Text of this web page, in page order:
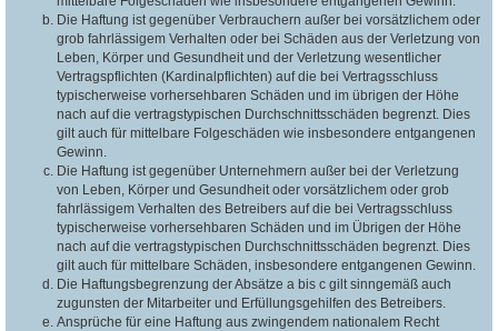
Die Haftung ist gegenüber Verbrauchern außer bei vorsätzlichem oder
grob fahrlässigem Verhalten oder bei Schäden aus der Verletzung von
Leben, Körper und Gesundheit und der Verletzung wesentlicher
Vertragspflichten (Kardinalpflichten) auf die bei Vertragsschluss
typischerweise vorhersehbaren Schäden und im übrigen der Höhe
nach auf die vertragstypischen Durchschnittsschäden begrenzt. Dies
gilt auch für mittelbare Folgeschäden wie insbesondere entgangenen
Gewinn.
Die Haftung ist gegenüber Unternehmern außer bei der Verletzung
von Leben, Körper und Gesundheit oder vorsätzlichem oder grob
fahrlässigem Verhalten des Betreibers auf die bei Vertragsschluss
typischerweise vorhersehbaren Schäden und im Übrigen der Höhe
nach auf die vertragstypischen Durchschnittsschäden begrenzt. Dies
gilt auch für mittelbare Schäden, insbesondere entgangenen Gewinn.
Die Haftungsbegrenzung der Absätze a bis c gilt sinngemäß auch
zugunsten der Mitarbeiter und Erfüllungsgehilfen des Betreibers.
Ansprüche für eine Haftung aus zwingendem nationalem Recht